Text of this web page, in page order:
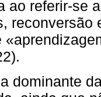
ao referir-se
reconversão
dominante